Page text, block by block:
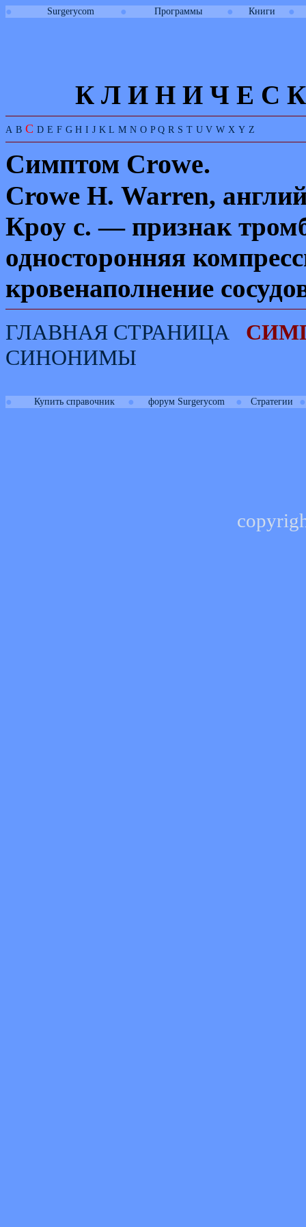
● Surgerycom ● Программы ● Книги ●
К Л И Н И Ч Е С К
A B C D E F G H I J K L M N O P Q R S T U V W X Y Z
Симптом Crowe.
Crowe H. Warren,
Кроу с. — признак
односторонняя
кровенаполнение
ГЛАВНАЯ СТРАНИЦА
СИНОНИМЫ
● Купить справочник ● форум Surgerycom ● Стратегии ●